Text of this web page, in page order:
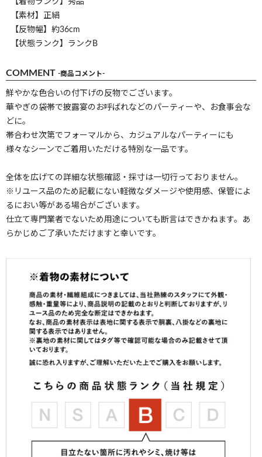
【着物ランク】秀品
【素材】正絹
【反物幅】約36cm
【状態ランク】ランクB
COMMENT -商品コメント-
鮮やかな色合いの付下げの反物でございます。
華やぎの袋帯で披露宴のお呼ばれなどのパーティーや、お食事会な
どに。
帯合わせ次第でフォーマルから、カジュアルなパーティーにも
様々なシーンでご着用いただける特別な一品です。
全体を広げての詳細な状態確認・採寸は一切行っておりません。
※リユース品のため記載にない軽微なダメージや使用感、保管によ
るにおい等がある場合がございます。
仕立て専門業者でないため用途についても断言はできかねます。あ
らかじめご了承いただけますと幸いです。